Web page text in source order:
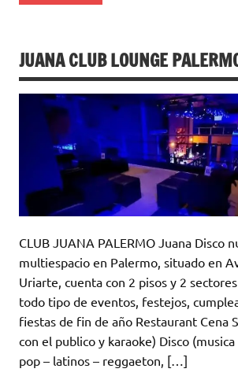
JUANA CLUB LOUNGE
CLUB JUANA PALERMO Juana Disco
multiespacio en Palermo, situado en
Uriarte, cuenta con 2 pisos y 2
todo tipo de eventos, festejos,
fiestas de fin de año Restaurant Cena
con el publico y karaoke) Disco (musica
pop – latinos – reggaeton, […]